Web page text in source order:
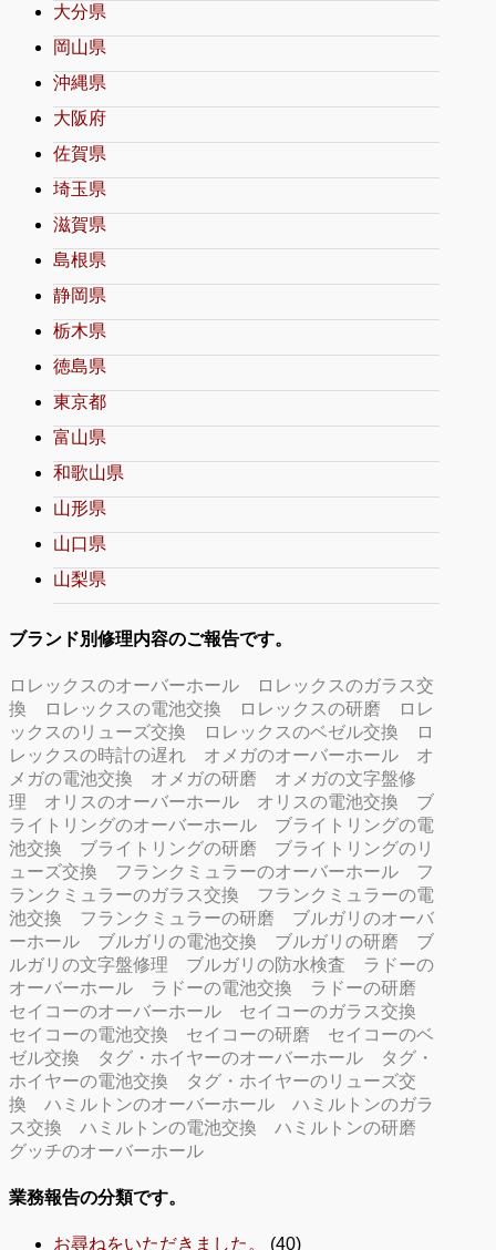
大分県
岡山県
沖縄県
大阪府
佐賀県
埼玉県
滋賀県
島根県
静岡県
栃木県
徳島県
東京都
富山県
和歌山県
山形県
山口県
山梨県
ブランド別修理内容のご報告です。
ロレックスのオーバーホール
ロレックスのガラス交
換
ロレックスの電池交換 ロレックスの研磨
ロレ
ックスのリューズ交換
ロレックスのベゼル交換
ロ
レックスの時計の遅れ
オメガのオーバーホール
オ
メガの電池交換
オメガの研磨
オメガの文字盤修
理
オリスのオーバーホール オリスの電池交換
ブ
ライトリングのオーバーホール
ブライトリングの電
池交換
ブライトリングの研磨
ブライトリングのリ
ューズ交換
フランクミュラーのオーバーホール
フ
ランクミュラーのガラス交換
フランクミュラーの電
池交換
フランクミュラーの研磨
ブルガリのオーバ
ーホール
ブルガリの電池交換 ブルガリの研磨
ブ
ルガリの文字盤修理
ブルガリの防水検査
ラドーの
オーバーホール
ラドーの電池交換
ラドーの研磨
セイコーのオーバーホール
セイコーのガラス交換
セイコーの電池交換
セイコーの研磨
セイコーのベ
ゼル交換
タグ・ホイヤーのオーバーホール
タグ・
ホイヤーの電池交換
タグ・ホイヤーのリューズ交
換
ハミルトンのオーバーホール
ハミルトンのガラ
ス交換
ハミルトンの電池交換
ハミルトンの研磨
グッチのオーバーホール
業務報告の分類です。
お尋ねをいただきました。 (40)